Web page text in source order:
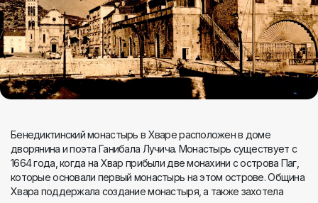
Бенедиктинский монастырь в Хваре расположен в доме
дворянина и поэта Ганибала Лучича. Монастырь существует с
1664 года, когда на Хвар прибыли две монахини с острова Паг,
которые основали первый монастырь на этом острове. Община
Хвара поддержала создание монастыря, а также захотела